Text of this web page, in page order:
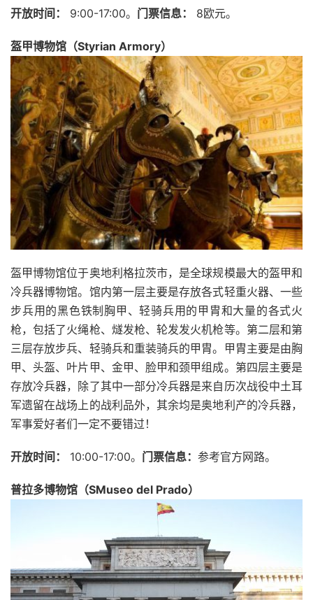
开放时间： 9:00-17:00。 门票信息： 8欧元。
盔甲博物馆（Styrian Armory）
盔甲博物馆位于奥地利格拉茨市，是全球规模最大的盔甲和
冷兵器博物馆。馆内第一层主要是存放各式轻重火器、一些
步兵用的黑色铁制胸甲、轻骑兵用的甲胄和大量的各式火
枪，包括了火绳枪、燧发枪、轮发发火机枪等。第二层和第
三层存放步兵、轻骑兵和重装骑兵的甲胄。甲胄主要是由胸
甲、头盔、叶片甲、金甲、脸甲和颈甲组成。第四层主要是
存放冷兵器，除了其中一部分冷兵器是来自历次战役中土耳
军遗留在战场上的战利品外，其余均是奥地利产的冷兵器，
军事爱好者们一定不要错过！
开放时间： 10:00-17:00。 门票信息： 参考官方网路。
普拉多博物馆（SMuseo del Prado）